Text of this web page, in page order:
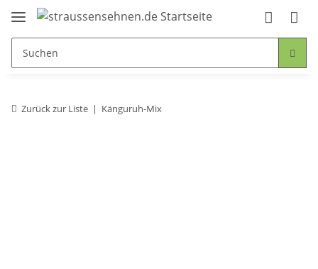
Zurück zur Liste Känguruh-Mix